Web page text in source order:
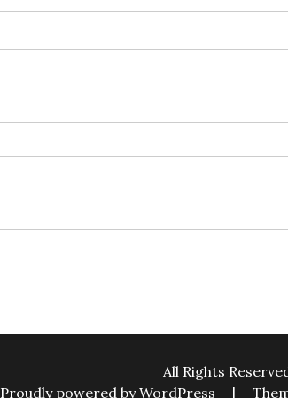
All Rights
Proudly powered by WordPress
|